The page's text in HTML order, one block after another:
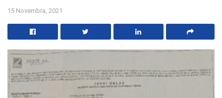
15 Novembra, 2021